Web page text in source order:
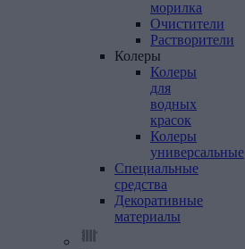
морилка
Очистители
Растворители
Колеры
Колеры
для
водных
красок
Колеры
универсальные
Специальные
средства
Декоративные
материалы